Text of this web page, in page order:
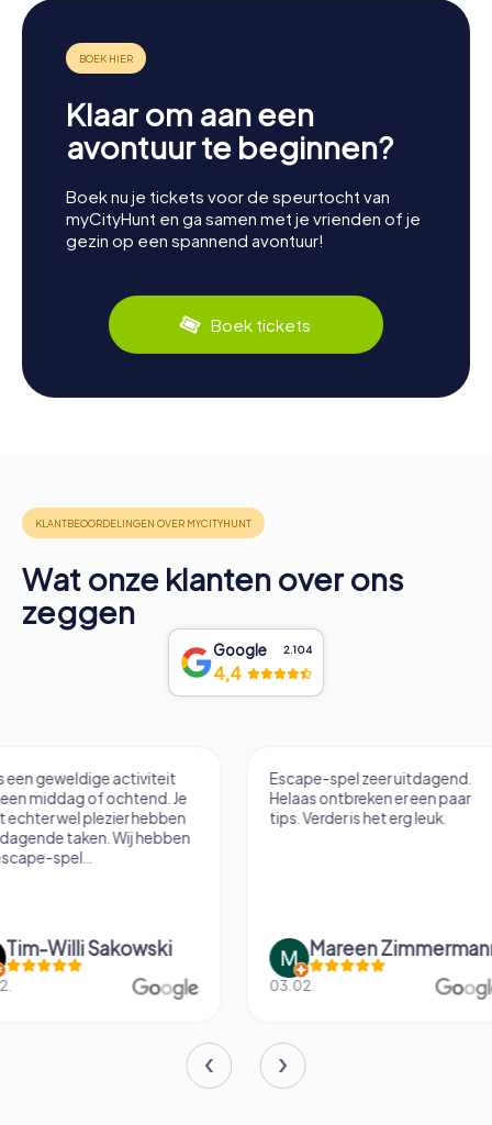
Klaar om aan een
avontuur te beginnen?
Boek nu je tickets voor de speurtocht van
myCityHunt en ga samen met je vrienden of je
gezin op een spannend avontuur!
Boek tickets
Wat onze klanten over ons
zeggen
Google 2.104
4,4
Escape-spel zeer uitdagend.
Helaas ontbreken er een paar
tips. Verder is het erg leuk.
Mareen Zimmermann
Hele coole VR
Fabian